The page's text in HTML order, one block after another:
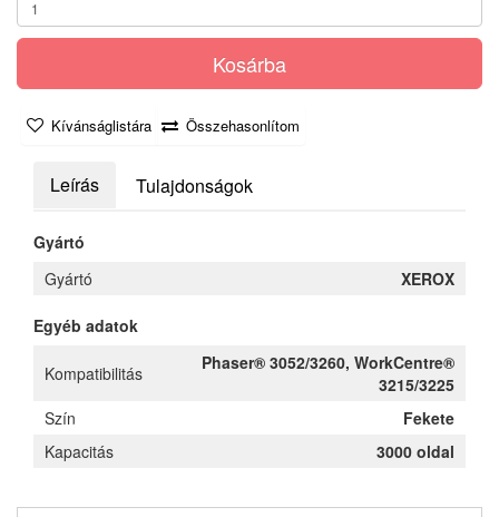
Kosárba
Kívánságlistára Összehasonlítom
Leírás Tulajdonságok
Gyártó
Gyártó
XEROX
Egyéb adatok
Kompatibilitás
Phaser® 3052/3260, WorkCentre®
3215/3225
Szín
Fekete
Kapacitás
3000 oldal